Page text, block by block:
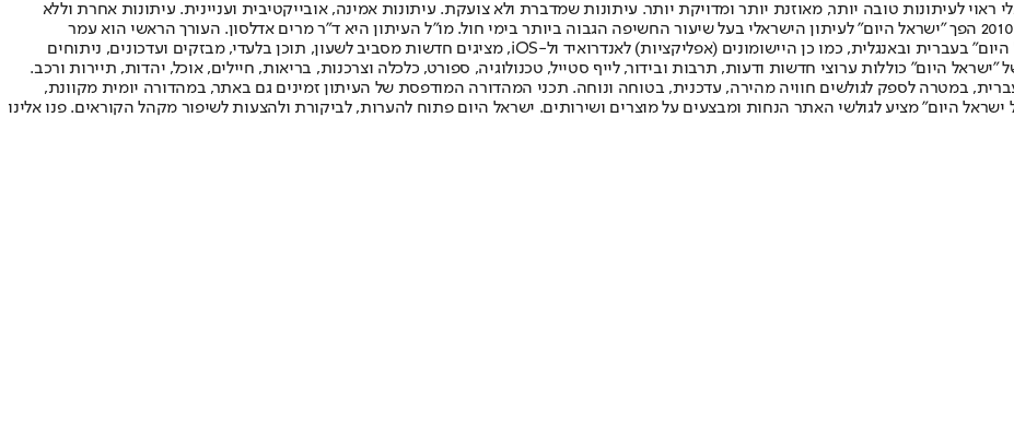
לעיתונות טובה יותר, מאוזנת יותר ומדויקת יותר. עיתונות שמדברת ולא צועקת. עיתונות אמינה, אובייקטיבית ועניינית. עיתונות אחרת וללא
תשלום. המהדורה המודפסת הראשונה פורסמה ב-30 ביולי 2007, וב-2010 הפך "ישראל היום" לעיתון הישראלי בעל שיעור החשיפה הגבוה ביותר בימי חול. מו"ל העיתון היא ד"ר מרים אדלסון. העורך הראשי הוא עמר
לחמנוביץ, והעורך המייסד הוא עמוס רגב. אתרי האינטרנט של "ישראל היום" בעברית ובאנגלית, כמו כן היישומונים (אפליקציות) לאנדרואיד ול-iOS, מציגים חדשות מסביב לשעון, תוכן בלעדי, מבזקים ועדכונים, ניתוחים
היום" כוללות ערוצי חדשות ודעות, תרבות ובידור, לייף סטייל, טכנולוגיה, ספורט, כלכלה וצרכנות, בריאות, חיילים, אוכל, יהדות, תיירות ורכב.
בעברית, במטרה לספק לגולשים חוויה מהירה, עדכנית, בטוחה ונוחה. תכני המהדורה המודפסת של העיתון זמינים גם באתר, במהדורה יומית מקוונת,
היום" מציע לגולשי האתר הנחות ומבצעים על מוצרים ושירותים. ישראל היום פתוח להערות, לביקורת ולהצעות לשיפור מקהל הקוראים. פנו אלינו